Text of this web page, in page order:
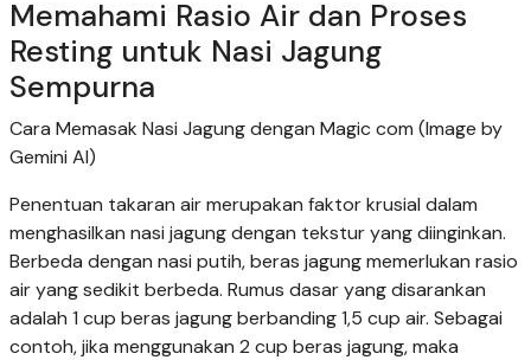
Memahami Rasio Air dan Proses
Resting untuk Nasi Jagung
Sempurna
Cara Memasak Nasi Jagung dengan Magic com (Image by
Gemini AI)
Penentuan takaran air merupakan faktor krusial dalam
menghasilkan nasi jagung dengan tekstur yang diinginkan.
Berbeda dengan nasi putih, beras jagung memerlukan rasio
air yang sedikit berbeda. Rumus dasar yang disarankan
adalah 1 cup beras jagung berbanding 1,5 cup air. Sebagai
contoh, jika menggunakan 2 cup beras jagung, maka